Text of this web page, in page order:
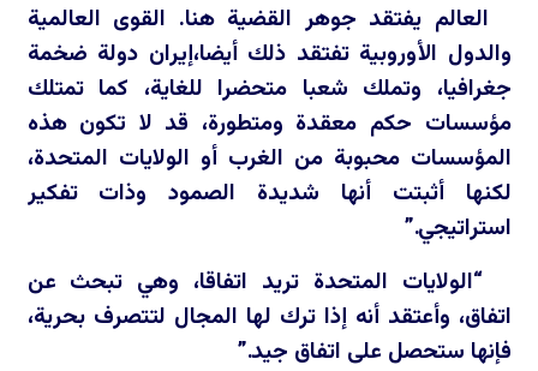
العالم يفتقد جوهر القضية هنا. القوى العالمية
والدول الأوروبية تفتقد ذلك أيضا،إيران دولة ضخمة
جغرافيا، وتملك شعبا متحضرا للغاية، كما تمتلك
مؤسسات حكم معقدة ومتطورة، قد لا تكون هذه
المؤسسات محبوبة من الغرب أو الولايات المتحدة،
لكنها أثبتت أنها شديدة الصمود وذات تفكير
استراتيجي.”
“الولايات المتحدة تريد اتفاقا، وهي تبحث عن
اتفاق، وأعتقد أنه إذا ترك لها المجال لتتصرف بحرية،
فإنها ستحصل على اتفاق جيد.”